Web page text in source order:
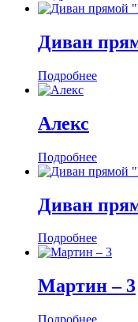
Диван
Подробнее
Алекс
Подробнее
Диван
Подробнее
Мартин ‒ 3